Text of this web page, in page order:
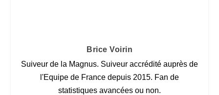
Brice Voirin
Suiveur de la Magnus. Suiveur accrédité auprès de
l'Equipe de France depuis 2015. Fan de
statistiques avancées ou non.